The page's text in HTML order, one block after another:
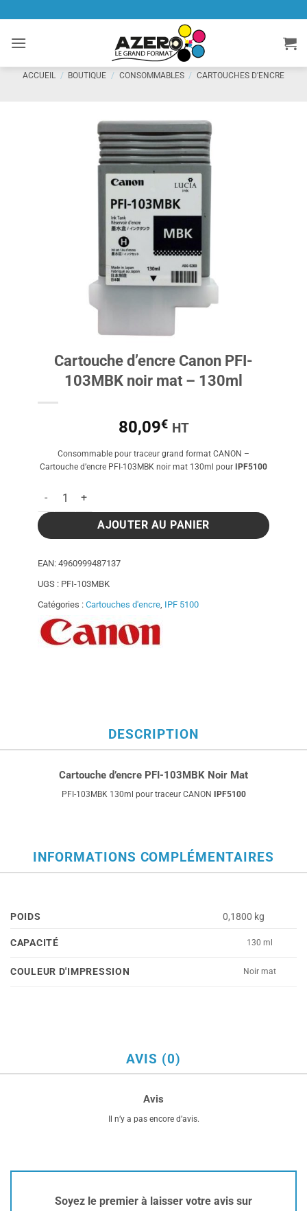
contenu
ACCUEIL / BOUTIQUE / CONSOMMABLES / CARTOUCHES D'ENCRE
Cartouche d’encre Canon PFI-
103MBK noir mat – 130ml
80,09€ HT
Consommable pour traceur grand format CANON –
Cartouche d’encre PFI-103MBK noir mat 130ml pour
IPF5100
quantité de Cartouche d'encre Canon PFI-103MBK noir mat -
AJOUTER AU PANIER
EAN: 4960999487137
UGS : PFI-103MBK
Catégories : Cartouches d'encre IPF 5100
DESCRIPTION
Cartouche d’encre PFI-103MBK Noir Mat
PFI-103MBK 130ml pour traceur CANON IPF5100
INFORMATIONS COMPLÉMENTAIRES
POIDS 0,1800 kg
CAPACITÉ 130 ml
COULEUR D'IMPRESSION Noir mat
AVIS (0)
Avis
Il n’y a pas encore d’avis.
Soyez le premier à laisser votre avis sur